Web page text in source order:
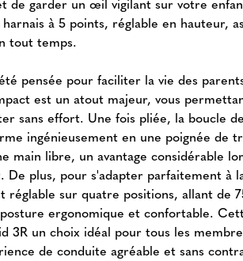
de garder un œil vigilant sur votre
à 5 points, réglable en hauteur,
tout temps.
pensée pour faciliter la vie des
est un atout majeur, vous
sans effort. Une fois pliée, la boucle de
ingénieusement en une poignée de
main libre, un avantage considérable
De plus, pour s'adapter parfaitement à
réglable sur quatre positions, allant de
posture ergonomique et confortable.
3R un choix idéal pour tous les
de conduite agréable et sans